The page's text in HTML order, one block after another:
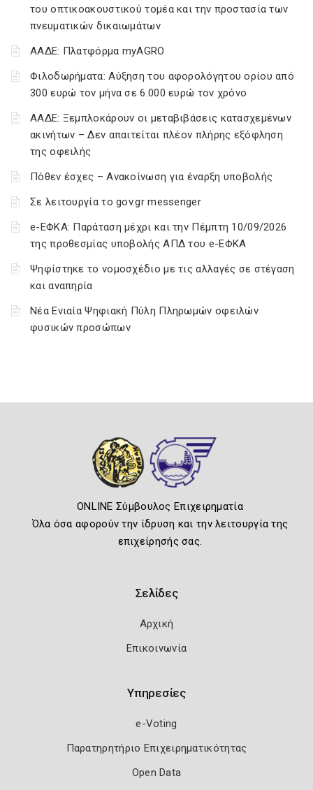
του οπτικοακουστικού τομέα και την προστασία των
πνευματικών δικαιωμάτων
ΑΑΔΕ: Πλατφόρμα myAGRO
Φιλοδωρήματα: Αύξηση του αφορολόγητου ορίου από
300 ευρώ τον μήνα σε 6.000 ευρώ τον χρόνο
ΑΑΔΕ: Ξεμπλοκάρουν οι μεταβιβάσεις κατασχεμένων
ακινήτων – Δεν απαιτείται πλέον πλήρης εξόφληση
της οφειλής
Πόθεν έσχες – Ανακοίνωση για έναρξη υποβολής
Σε λειτουργία το gov.gr messenger
e-ΕΦΚΑ: Παράταση μέχρι και την Πέμπτη 10/09/2026
της προθεσμίας υποβολής ΑΠΔ του e-ΕΦΚΑ
Ψηφίστηκε το νομοσχέδιο με τις αλλαγές σε στέγαση
και αναπηρία
Νέα Ενιαία Ψηφιακή Πύλη Πληρωμών οφειλών
φυσικών προσώπων
ONLINE Σύμβουλος Επιχειρηματία
Όλα όσα αφορούν την ίδρυση και την λειτουργία της
επιχείρησής σας.
Σελίδες
Αρχική
Επικοινωνία
Υπηρεσίες
e-Voting
Παρατηρητήριο Επιχειρηματικότητας
Open Data